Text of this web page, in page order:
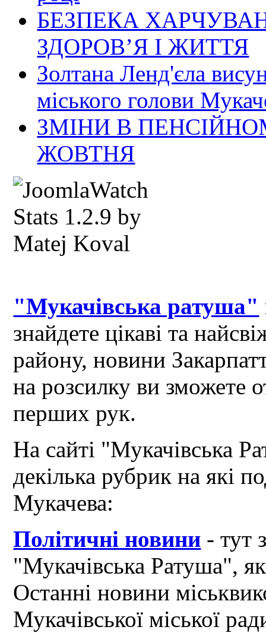
БЕЗПЕКА
ЗДОРОВ’Я І ЖИТТЯ
Золтана Ленд'єла
міського голови
ЗМІНИ В
ЖОВТНЯ
"Мукачівська ратуша"
знайдете цікаві та
району, новини
на розсилку ви зможете
перших рук.
На сайті "Мукачівська
декілька рубрик на які
Мукачева:
Політичні новини - тут
"Мукачівська Ратуша",
Останні новини
Мукачівської міської